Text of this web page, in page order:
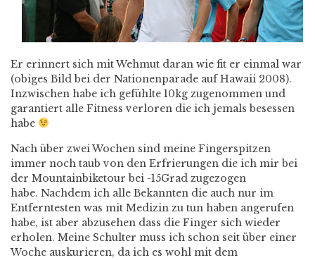
Er erinnert sich mit Wehmut daran wie fit er einmal war
(obiges Bild bei der Nationenparade auf Hawaii 2008).
Inzwischen habe ich gefühlte 10kg zugenommen und
garantiert alle Fitness verloren die ich jemals besessen
habe
Nach über zwei Wochen sind meine Fingerspitzen
immer noch taub von den Erfrierungen die ich mir bei
der Mountainbiketour bei -15Grad zugezogen
habe. Nachdem ich alle Bekannten die auch nur im
Entferntesten was mit Medizin zu tun haben angerufen
habe, ist aber abzusehen dass die Finger sich wieder
erholen. Meine Schulter muss ich schon seit über einer
Woche auskurieren, da ich es wohl mit dem